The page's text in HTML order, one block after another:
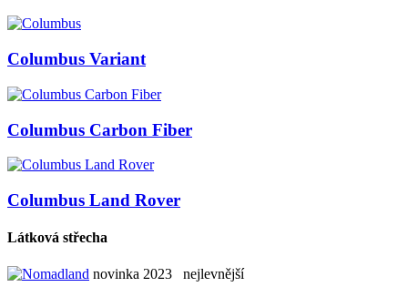
Columbus Variant
Columbus Carbon Fiber
Columbus Land Rover
Látková střecha
novinka 2023 nejlevnější